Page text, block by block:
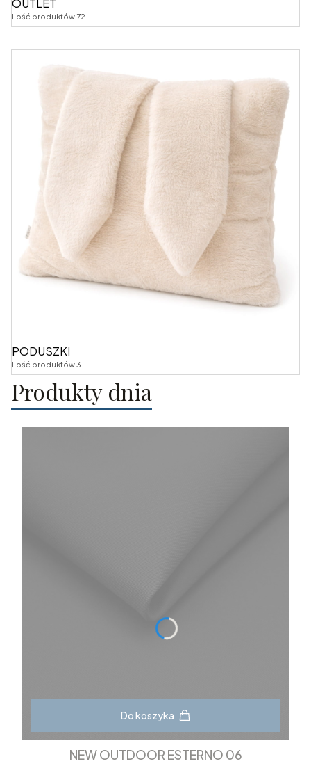
OUTLET
Ilość produktów 72
PODUSZKI
Ilość produktów 3
Produkty dnia
Do koszyka
NEW OUTDOOR ESTERNO 06